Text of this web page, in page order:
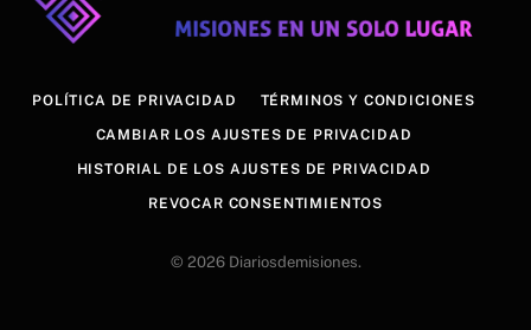
POLÍTICA DE PRIVACIDAD TÉRMINOS Y CONDICIONES
CAMBIAR LOS AJUSTES DE PRIVACIDAD
HISTORIAL DE LOS AJUSTES DE PRIVACIDAD
REVOCAR CONSENTIMIENTOS
© 2026 Diariosdemisiones.